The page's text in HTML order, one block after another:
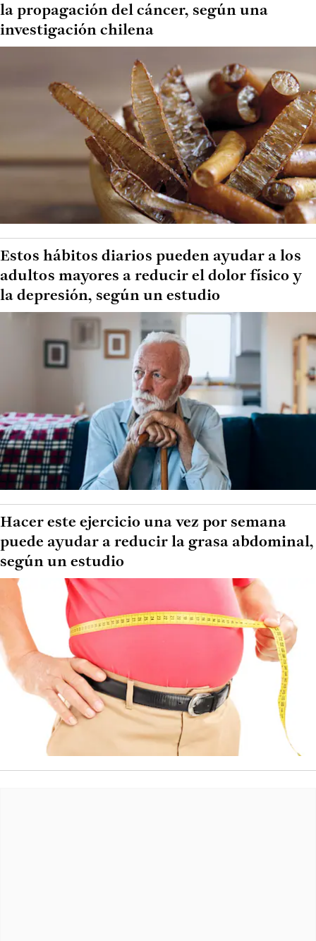
la propagación del cáncer, según una
investigación chilena
Estos hábitos diarios pueden ayudar a los
adultos mayores a reducir el dolor físico y
la depresión, según un estudio
Hacer este ejercicio una vez por semana
puede ayudar a reducir la grasa abdominal,
según un estudio